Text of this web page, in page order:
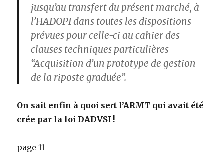
jusqu’au transfert du présent marché, à
l’HADOPI dans toutes les dispositions
prévues pour celle-ci au cahier des
clauses techniques particulières
“Acquisition d’un prototype de gestion
de la riposte graduée”.
On sait enfin à quoi sert l’ARMT qui avait été
crée par la loi DADVSI !
page 11